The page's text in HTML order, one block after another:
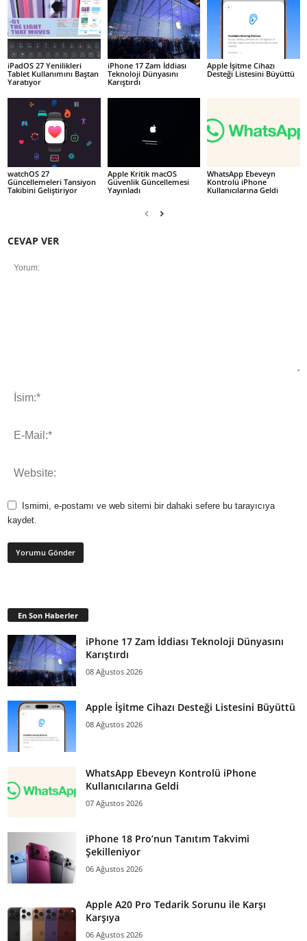
iPadOS 27 Yenilikleri
Tablet Kullanımını Baştan
Yaratıyor
iPhone 17 Zam İddiası
Teknoloji Dünyasını
Karıştırdı
Apple İşitme Cihazı
Desteği Listesini Büyüttü
watchOS 27
Güncellemeleri Tansiyon
Takibini Geliştiriyor
Apple Kritik macOS
Güvenlik Güncellemesi
Yayınladı
WhatsApp Ebeveyn
Kontrolü iPhone
Kullanıcılarına Geldi
CEVAP VER
Ismimi, e-postamı ve web sitemi bir dahaki sefere bu tarayıcıya
kaydet.
En Son Haberler
iPhone 17 Zam İddiası Teknoloji Dünyasını
Karıştırdı
08 Ağustos 2026
Apple İşitme Cihazı Desteği Listesini Büyüttü
08 Ağustos 2026
WhatsApp Ebeveyn Kontrolü iPhone
Kullanıcılarına Geldi
07 Ağustos 2026
iPhone 18 Pro’nun Tanıtım Takvimi
Şekilleniyor
06 Ağustos 2026
Apple A20 Pro Tedarik Sorunu ile Karşı
Karşıya
06 Ağustos 2026